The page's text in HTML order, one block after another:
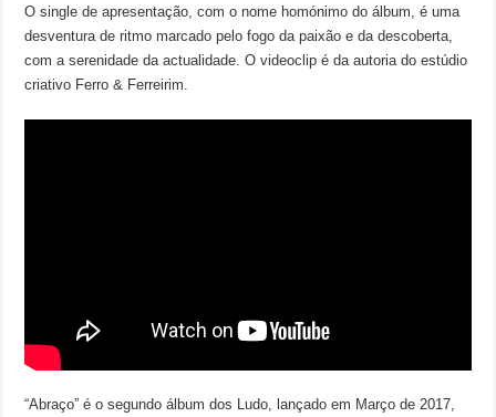
O single de apresentação, com o nome homónimo do álbum, é uma
desventura de ritmo marcado pelo fogo da paixão e da descoberta,
com a serenidade da actualidade. O videoclip é da autoria do estúdio
criativo Ferro & Ferreirim.
“Abraço” é o segundo álbum dos Ludo, lançado em Março de 2017,